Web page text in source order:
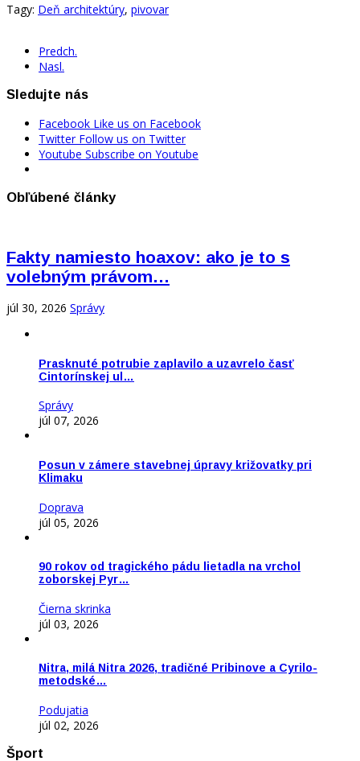
Tagy: Deň architektúry, pivovar
Predch.
Nasl.
Sledujte nás
Facebook Like us on Facebook
Twitter Follow us on Twitter
Youtube Subscribe on Youtube
Obľúbené články
Fakty namiesto hoaxov: ako je to s
volebným právom…
júl 30, 2026 Správy
Prasknuté potrubie zaplavilo a uzavrelo časť
Cintorínskej ul…
Správy
júl 07, 2026
Posun v zámere stavebnej úpravy križovatky pri
Klimaku
Doprava
júl 05, 2026
90 rokov od tragického pádu lietadla na vrchol
zoborskej Pyr…
Čierna skrinka
júl 03, 2026
Nitra, milá Nitra 2026, tradičné Pribinove a Cyrilo-
metodské…
Podujatia
júl 02, 2026
Šport